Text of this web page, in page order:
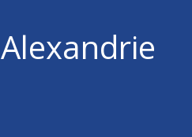
Alexandrie